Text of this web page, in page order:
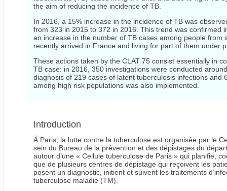
the aim of reducing the incidence of TB.
In 2016, a 15% increase in the incidence of TB was
from 323 in 2015 to 372 in 2016. This trend was confirmed
an increase in the number of TB cases among people from
recently arrived in France and living for part of them under
These actions taken by the CLAT 75 consist essentially in
TB case: in 2016, 350 investigations were conducted
diagnosis of 219 cases of latent tuberculosis infections and
among high risk populations was also implemented.
Introduction
À Paris, la lutte contre la tuberculose est organisée par le
sein du Bureau de la prévention et des dépistages du
autour d’une « Cellule tuberculose de Paris » qui planifie,
que de plusieurs centres de dépistage qui reçoivent les
posent un diagnostic, initient et suivent les traitements
tuberculose maladie (TM).